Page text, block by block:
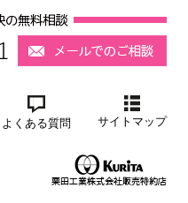
よくある質問 サイトマップ